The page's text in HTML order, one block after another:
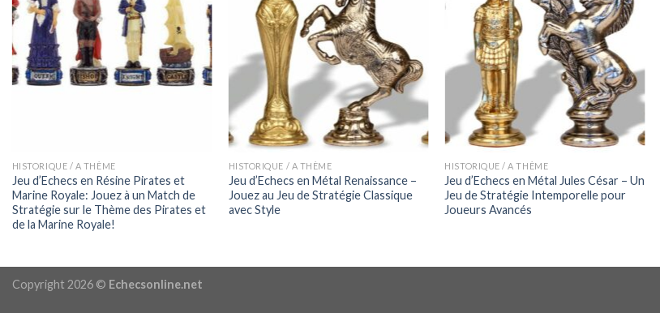
HISTORIQUE / A THÈME
Jeu d’Echecs en Résine Pirates et
Marine Royale: Jouez à un Match de
Stratégie sur le Thème des Pirates et
de la Marine Royale!
HISTORIQUE / A THÈME
Jeu d’Echecs en Métal Renaissance –
Jouez au Jeu de Stratégie Classique
avec Style
HISTORIQUE / A THÈME
Jeu d’Echecs en Métal Jules César – Un
Jeu de Stratégie Intemporelle pour
Joueurs Avancés
Copyright 2026 © Echecsonline.net